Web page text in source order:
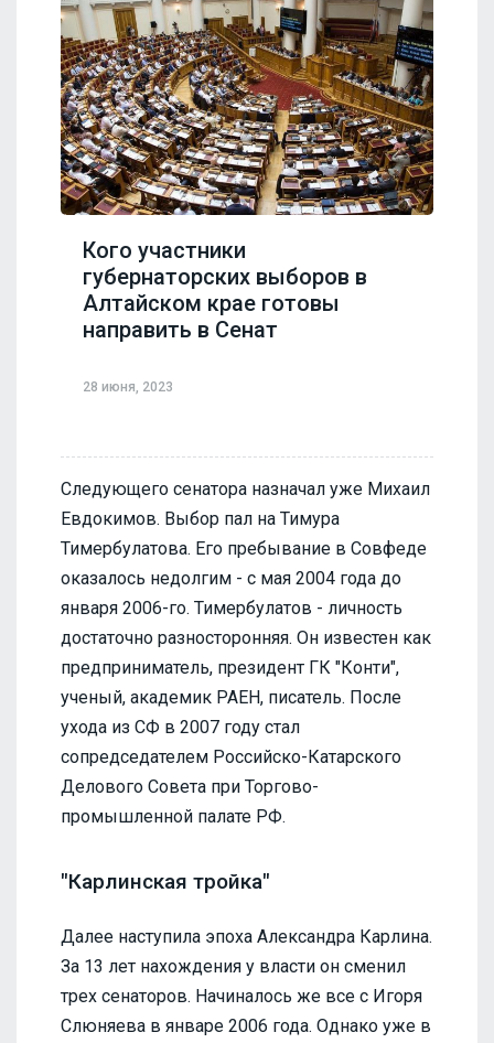
Кого участники
губернаторских выборов в
Алтайском крае готовы
направить в Сенат
28 июня, 2023
Следующего сенатора назначал уже Михаил
Евдокимов. Выбор пал на Тимура
Тимербулатова. Его пребывание в Совфеде
оказалось недолгим - с мая 2004 года до
января 2006-го. Тимербулатов - личность
достаточно разносторонняя. Он известен как
предприниматель, президент ГК "Конти",
ученый, академик РАЕН, писатель. После
ухода из СФ в 2007 году стал
сопредседателем Российско-Катарского
Делового Совета при Торгово-
промышленной палате РФ.
"Карлинская тройка"
Далее наступила эпоха Александра Карлина.
За 13 лет нахождения у власти он сменил
трех сенаторов. Начиналось же все с Игоря
Слюняева в январе 2006 года. Однако уже в